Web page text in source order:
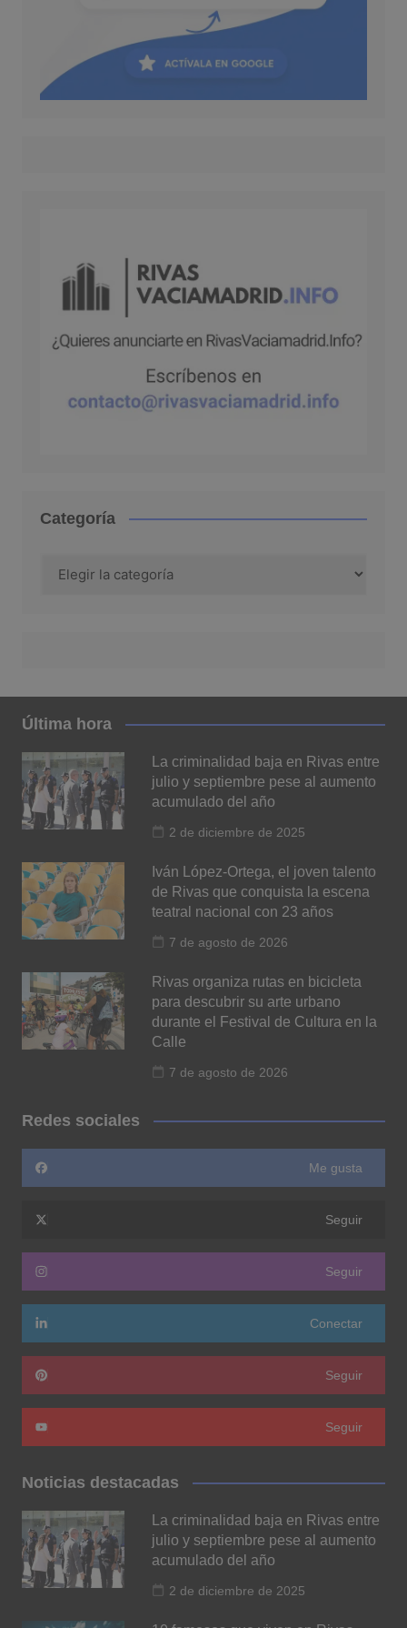
Categoría
Última hora
La criminalidad baja en Rivas entre
julio y septiembre pese al aumento
acumulado del año
2 de diciembre de 2025
Iván López-Ortega, el joven talento
de Rivas que conquista la escena
teatral nacional con 23 años
7 de agosto de 2026
Rivas organiza rutas en bicicleta
para descubrir su arte urbano
durante el Festival de Cultura en la
Calle
7 de agosto de 2026
Redes sociales
Me gusta
Seguir
Seguir
Conectar
Seguir
Seguir
Noticias destacadas
La criminalidad baja en Rivas entre
julio y septiembre pese al aumento
acumulado del año
2 de diciembre de 2025